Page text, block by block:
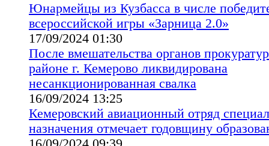
Юнармейцы из Кузбасса в числе
всероссийской игры «Зарница 2.0»
17/09/2024 01:30
После вмешательства органов
районе г. Кемерово ликвидирована
несанкционированная свалка
16/09/2024 13:25
Кемеровский авиационный отряд
назначения отмечает годовщину